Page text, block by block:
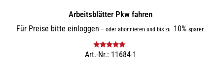
Arbeitsblätter Pkw fahren
Für Preise bitte einloggen – oder abonnieren und bis zu 10% sparen
Bewertet mit
Art.-Nr.: 11684-1